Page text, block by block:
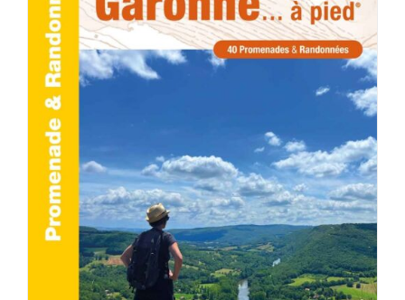
AJOUTER AU PANIER / DÉTAILS